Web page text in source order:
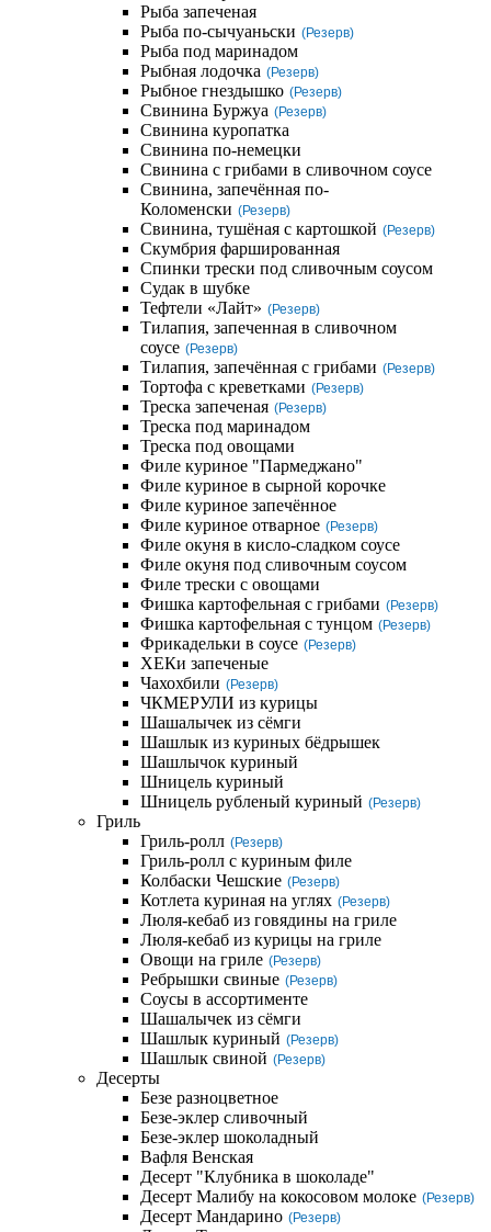
Рыба запеченая
Рыба по-сычуаньски (Резерв)
Рыба под маринадом
Рыбная лодочка (Резерв)
Рыбное гнездышко (Резерв)
Свинина Буржуа (Резерв)
Свинина куропатка
Свинина по-немецки
Свинина с грибами в сливочном соусе
Свинина, запечённая по-
Коломенски (Резерв)
Свинина, тушёная с картошкой (Резерв)
Скумбрия фаршированная
Спинки трески под сливочным соусом
Судак в шубке
Тефтели «Лайт» (Резерв)
Тилапия, запеченная в сливочном
соусе (Резерв)
Тилапия, запечённая с грибами (Резерв)
Тортофа с креветками (Резерв)
Треска запеченая (Резерв)
Треска под маринадом
Треска под овощами
Филе куриное "Пармеджано"
Филе куриное в сырной корочке
Филе куриное запечённое
Филе куриное отварное (Резерв)
Филе окуня в кисло-сладком соусе
Филе окуня под сливочным соусом
Филе трески с овощами
Фишка картофельная с грибами (Резерв)
Фишка картофельная с тунцом (Резерв)
Фрикадельки в соусе (Резерв)
ХЕКи запеченые
Чахохбили (Резерв)
ЧКМЕРУЛИ из курицы
Шашалычек из сёмги
Шашлык из куриных бёдрышек
Шашлычок куриный
Шницель куриный
Шницель рубленый куриный (Резерв)
Гриль
Гриль-ролл (Резерв)
Гриль-ролл с куриным филе
Колбаски Чешские (Резерв)
Котлета куриная на углях (Резерв)
Люля-кебаб из говядины на гриле
Люля-кебаб из курицы на гриле
Овощи на гриле (Резерв)
Ребрышки свиные (Резерв)
Соусы в ассортименте
Шашалычек из сёмги
Шашлык куриный (Резерв)
Шашлык свиной (Резерв)
Десерты
Безе разноцветное
Безе-эклер сливочный
Безе-эклер шоколадный
Вафля Венская
Десерт "Клубника в шоколаде"
Десерт Малибу на кокосовом молоке (Резерв)
Десерт Мандарино (Резерв)